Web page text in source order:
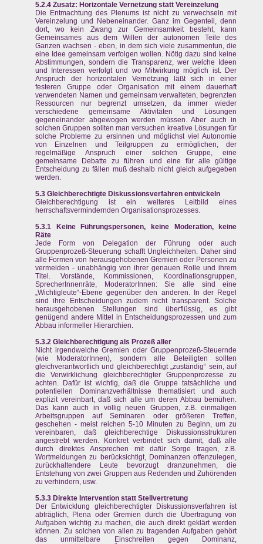
5.2.4 Zusatz: Horizontale Vernetzung statt Vereinzelung
Die Entmachtung des Plenums ist nicht zu verwechseln mit
Vereinzelung und Nebeneinander. Ganz im Gegenteil, denn
dort, wo kein Zwang zur Gemeinsamkeit besteht, kann
Gemeinsames aus dem Willen der autonomen Teile des
Ganzen wachsen - eben, in dem sich viele zusammentun, die
eine Idee gemeinsam verfolgen wollen. Nötig dazu sind keine
Abstimmungen, sondern die Transparenz, wer welche Ideen
und Interessen verfolgt und wo Mitwirkung möglich ist. Der
Anspruch der horizontalen Vernetzung läßt sich in einer
festeren Gruppe oder Organisation mit einem dauerhaft
verwendeten Namen und gemeinsam verwalteten, begrenzten
Ressourcen nur begrenzt umsetzen, da immer wieder
verschiedene gemeinsame Aktivitäten und Lösungen
gegeneinander abgewogen werden müssen. Aber auch in
solchen Gruppen sollten man versuchen kreative Lösungen für
solche Probleme zu ersinnen und möglichst viel Autonomie
von Einzelnen und Teilgruppen zu ermöglichen, der
regelmäßige Anspruch einer solchen Gruppe, eine
gemeinsame Debatte zu führen und eine für alle gültige
Entscheidung zu fällen muß deshalb nicht gleich aufgegeben
werden.
5.3 Gleichberechtigte Diskussionsverfahren entwickeln
Gleichberechtigung ist ein weiteres Leitbild eines
herrschaftsvermindernden Organisationsprozesses.
5.3.1 Keine Führungspersonen, keine Moderation, keine
Räte
Jede Form von Delegation der Führung oder auch
Gruppenprozeß-Steuerung schafft Ungleichheiten. Daher sind
alle Formen von herausgehobenen Gremien oder Personen zu
vermeiden - unabhängig von ihrer genauen Rolle und ihrem
Titel. Vorstände, Kommissionen, Koordinationsgruppen,
SprecherInnenräte, ModeratorInnen: Sie alle sind eine
„Wichtigleute“-Ebene gegenüber den anderen. In der Regel
sind ihre Entscheidungen zudem nicht transparent. Solche
herausgehobenen Stellungen sind überflüssig, es gibt
genügend andere Mittel in Entscheidungsprozessen und zum
Abbau informeller Hierarchien.
5.3.2 Gleichberechtigung als Prozeß aller
Nicht irgendwelche Gremien oder Gruppenprozeß-Steuernde
(wie ModeratorInnen), sondern alle Beteiligten sollten
gleichverantwortlich und gleichberechtigt „zuständig“ sein, auf
die Verwirklichung gleichberechtigter Gruppenprozesse zu
achten. Dafür ist wichtig, daß die Gruppe tatsächliche und
potentiellen Dominanzverhältnisse thematisiert und auch
explizit vereinbart, daß sich alle um deren Abbau bemühen.
Das kann auch in völlig neuen Gruppen, z.B. einmaligen
Arbeitsgruppen auf Seminaren oder größeren Treffen,
geschehen - meist reichen 5-10 Minuten zu Beginn, um zu
vereinbaren, daß gleichberechtige Diskussionsstrukturen
angestrebt werden. Konkret verbindet sich damit, daß alle
durch direktes Ansprechen mit dafür Sorge tragen, z.B.
Wortmeldungen zu berücksichtigt, Dominanzen offenzulegen,
zurückhaltendere Leute bevorzugt dranzunehmen, die
Entstehung von zwei Gruppen aus Redenden und Zuhörenden
zu verhindern, usw.
5.3.3 Direkte Intervention statt Stellvertretung
Der Entwicklung gleichberechtigter Diskussionsverfahren ist
abträglich, Plena oder Gremien durch die Übertragung von
Aufgaben wichtig zu machen, die auch direkt geklärt werden
können. Zu solchen von allen zu tragenden Aufgaben gehört
das unmittelbare Einschreiten gegen Dominanz,